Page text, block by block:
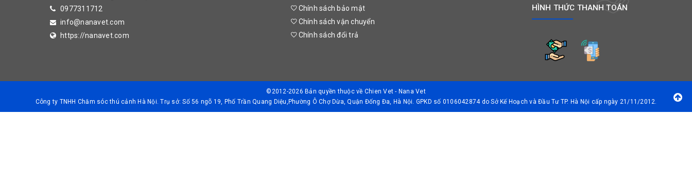
0977311712
info@nanavet.com
https://nanavet.com
Chính sách bảo mật
Chính sách vận chuyển
Chính sách đổi trả
HÌNH THỨC THANH TOÁN
©2012-2026 Bản quyền thuộc về Chien Vet - Nana Vet
Công ty TNHH Chăm sóc thú cảnh Hà Nội. Trụ sở: Số 56 ngõ 19, Phố Trần Quang Diệu,Phường Ô Chợ Dừa, Quận Đống Đa, Hà Nội. GPKD số 0106042874 do Sở Kế Hoạch và Đầu Tư TP. Hà Nội cấp ngày 21/11/2012.